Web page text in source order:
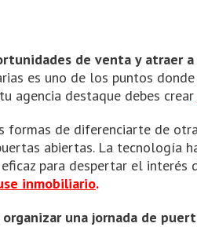
de venta y atraer
es uno de los puntos
agencia destaque debes crear
formas de diferenciarte de
abiertas. La tecnología
para despertar el interés
inmobiliario.
organizar una jornada de